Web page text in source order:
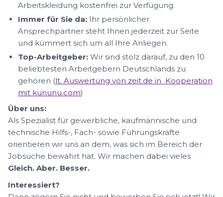
Arbeitskleidung kostenfrei zur Verfügung.
Immer für Sie da: Ihr persönlicher
Ansprechpartner steht Ihnen jederzeit zur Seite
und kümmert sich um all Ihre Anliegen.
Top-Arbeitgeber: Wir sind stolz darauf, zu den 10
beliebtesten Arbeitgebern Deutschlands zu
gehören (lt. Auswertung von zeit.de in Kooperation
mit kununu.com)
Über uns:
Als Spezialist für gewerbliche, kaufmännische und
technische Hilfs-, Fach- sowie Führungskräfte
orientieren wir uns an dem, was sich im Bereich der
Jobsuche bewährt hat. Wir machen dabei vieles
Gleich. Aber. Besser.
Interessiert?